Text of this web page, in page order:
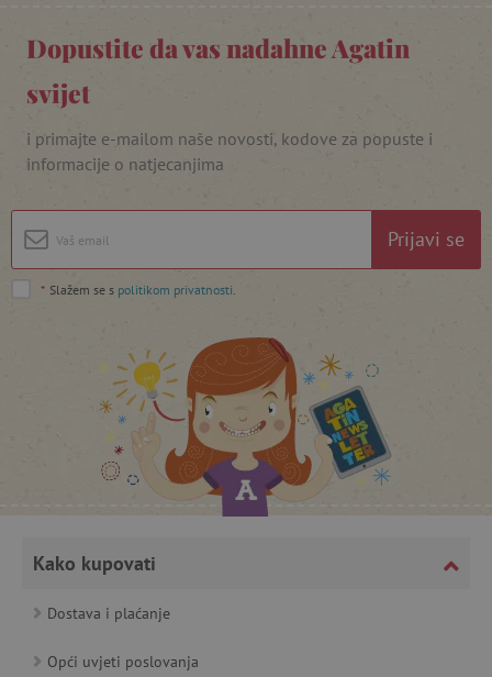
Dopustite da vas nadahne Agatin
svijet
i primajte e-mailom naše novosti, kodove za popuste i
informacije o natjecanjima
Prijavi se
* Slažem se s politikom privatnosti.
Kako kupovati
Dostava i plaćanje
Opći uvjeti poslovanja
featureFlagCheckoutExperimentVariant www.agatinsvijet.hr
product_filter_remember www.agatinsvijet.hr
www.agatinsvijet.hr
_lb